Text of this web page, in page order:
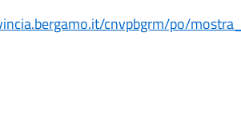
cnvpbgrm/po/